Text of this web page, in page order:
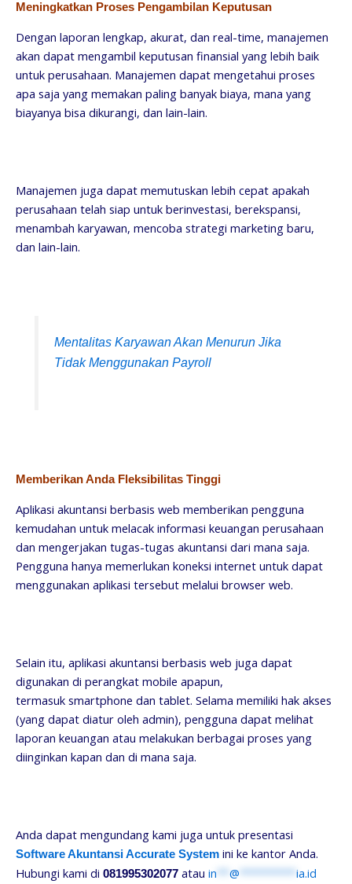
Meningkatkan Proses Pengambilan Keputusan
Dengan laporan lengkap, akurat, dan real-time, manajemen
akan dapat mengambil keputusan finansial yang lebih baik
untuk perusahaan. Manajemen dapat mengetahui proses
apa saja yang memakan paling banyak biaya, mana yang
biayanya bisa dikurangi, dan lain-lain.
Manajemen juga dapat memutuskan lebih cepat apakah
perusahaan telah siap untuk berinvestasi, berekspansi,
menambah karyawan, mencoba strategi marketing baru,
dan lain-lain.
Mentalitas Karyawan Akan Menurun Jika
Tidak Menggunakan Payroll
Memberikan Anda Fleksibilitas Tinggi
Aplikasi akuntansi berbasis web memberikan pengguna
kemudahan untuk melacak informasi keuangan perusahaan
dan mengerjakan tugas-tugas akuntansi dari mana saja.
Pengguna hanya memerlukan koneksi internet untuk dapat
menggunakan aplikasi tersebut melalui browser web.
Selain itu, aplikasi akuntansi berbasis web juga dapat
digunakan di perangkat mobile apapun,
termasuk smartphone dan tablet. Selama memiliki hak akses
(yang dapat diatur oleh admin), pengguna dapat melihat
laporan keuangan atau melakukan berbagai proses yang
diinginkan kapan dan di mana saja.
Anda dapat mengundang kami juga untuk presentasi
Software Akuntansi Accurate System ini ke kantor Anda.
Hubungi kami di 081995302077 atau in ** @ ********* ia.id